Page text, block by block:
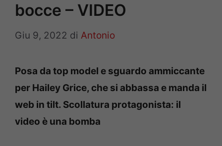
bocce – VIDEO
Giu 9, 2022 di Antonio
Posa da top model e sguardo ammiccante
per Hailey Grice, che si abbassa e manda il
web in tilt. Scollatura protagonista: il
video è una bomba